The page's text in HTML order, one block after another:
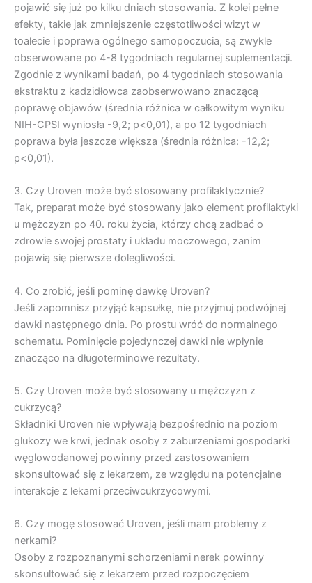
pojawić się już po kilku dniach stosowania. Z kolei pełne
efekty, takie jak zmniejszenie częstotliwości wizyt w
toalecie i poprawa ogólnego samopoczucia, są zwykle
obserwowane po 4-8 tygodniach regularnej suplementacji.
Zgodnie z wynikami badań, po 4 tygodniach stosowania
ekstraktu z kadzidłowca zaobserwowano znaczącą
poprawę objawów (średnia różnica w całkowitym wyniku
NIH-CPSI wyniosła -9,2; p<0,01), a po 12 tygodniach
poprawa była jeszcze większa (średnia różnica: -12,2;
p<0,01).
3. Czy Uroven może być stosowany profilaktycznie?
Tak, preparat może być stosowany jako element profilaktyki
u mężczyzn po 40. roku życia, którzy chcą zadbać o
zdrowie swojej prostaty i układu moczowego, zanim
pojawią się pierwsze dolegliwości.
4. Co zrobić, jeśli pominę dawkę Uroven?
Jeśli zapomnisz przyjąć kapsułkę, nie przyjmuj podwójnej
dawki następnego dnia. Po prostu wróć do normalnego
schematu. Pominięcie pojedynczej dawki nie wpłynie
znacząco na długoterminowe rezultaty.
5. Czy Uroven może być stosowany u mężczyzn z
cukrzycą?
Składniki Uroven nie wpływają bezpośrednio na poziom
glukozy we krwi, jednak osoby z zaburzeniami gospodarki
węglowodanowej powinny przed zastosowaniem
skonsultować się z lekarzem, ze względu na potencjalne
interakcje z lekami przeciwcukrzycowymi.
6. Czy mogę stosować Uroven, jeśli mam problemy z
nerkami?
Osoby z rozpoznanymi schorzeniami nerek powinny
skonsultować się z lekarzem przed rozpoczęciem